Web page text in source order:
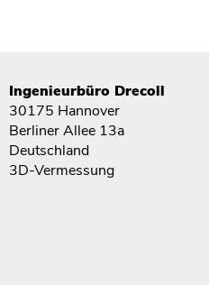
Ingenieurbüro Drecoll
30175 Hannover
Berliner Allee 13a
Deutschland
3D-Vermessung